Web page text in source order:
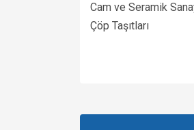
Cam ve Seramik
Çöp Taşıtları